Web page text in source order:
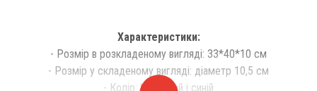
Характеристики:
- Розмір в розкладеному вигляді: 33*40*10 см
- Розмір у складеному вигляді: діаметр 10,5 см
- Колір: Червоний і синій